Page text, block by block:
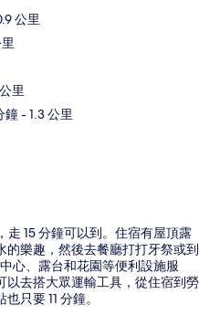
公里
里
鐘- 1.3 公里
15 分鐘可以到。住宿有屋頂露
的樂趣，然後去餐廳打打牙祭或到
心、露台和花園等便利設施服
以去搭大眾運輸工具，從住宿到勞
只要 11 分鐘。